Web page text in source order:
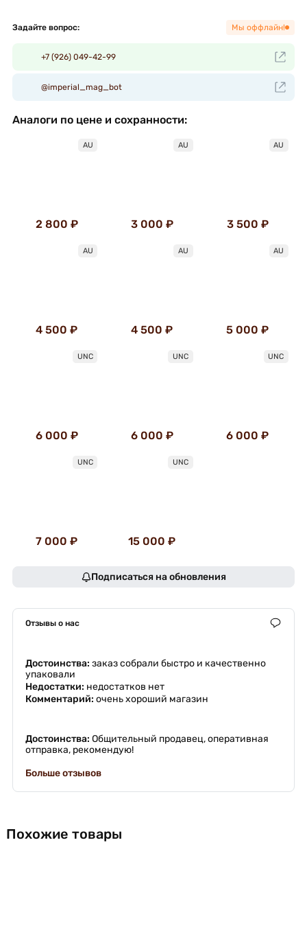
Задайте вопрос: Мы оффлайн!
+7 (926) 049-42-99
@imperial_mag_bot
Аналоги по цене и сохранности:
AU
2 800 ₽
AU
3 000 ₽
AU
3 500 ₽
AU
4 500 ₽
AU
4 500 ₽
AU
5 000 ₽
UNC
6 000 ₽
UNC
6 000 ₽
UNC
6 000 ₽
UNC
7 000 ₽
UNC
15 000 ₽
Подписаться на обновления
Отзывы о нас
Достоинства: заказ собрали быстро и качественно
упаковали
Недостатки: недостатков нет
Комментарий: очень хороший магазин
Достоинства: Общительный продавец, оперативная
отправка, рекомендую!
Больше отзывов
Похожие товары